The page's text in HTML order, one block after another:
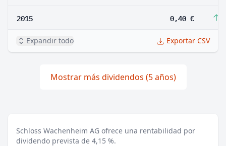
2015 0,40 €
Expandir todo Exportar CSV
Mostrar más dividendos (5 años)
Schloss Wachenheim AG ofrece una rentabilidad por
dividendo prevista de 4,15 %.